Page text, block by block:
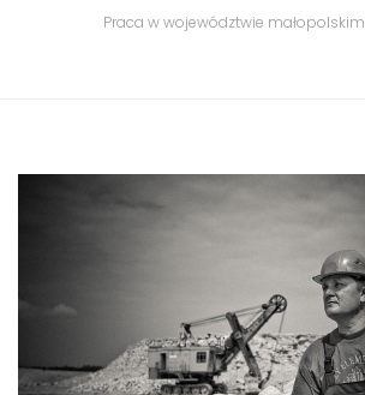
Praca w województwie małopolskim